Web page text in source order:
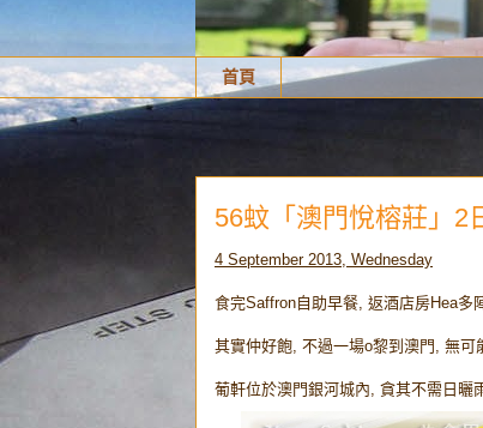
首頁
56蚊「澳門悅榕莊」2
4 September 2013, Wednesday
食完Saffron自助早餐, 返酒店房Hea多
其實仲好飽, 不過一場o黎到澳門, 無可
葡軒位於澳門銀河城內, 貪其不需日曬